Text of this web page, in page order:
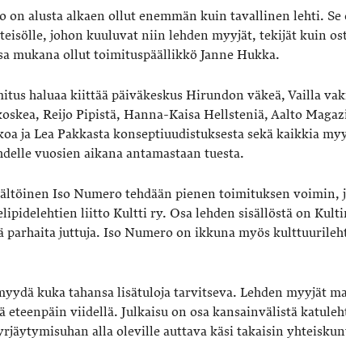
on alusta alkaen ollut enemmän kuin tavallinen lehti.
johon kuuluvat niin lehden myyjät, tekijät kuin
mukana ollut toimituspäällikkö Janne Hukka.
haluaa kiittää päiväkeskus Hirundon väkeä, Vailla
Reijo Pipistä, Hanna-Kaisa Hellsteniä, Aalto
ja Lea Pakkasta konseptiuudistuksesta sekä kaikkia
vuosien aikana antamastaan tuesta.
Iso Numero tehdään pienen toimituksen
liitto Kultti ry. Osa lehden sisällöstä on
parhaita juttuja. Iso Numero on ikkuna myös
kuka tahansa lisätuloja tarvitseva. Lehden myyjät
eteenpäin viidellä. Julkaisu on osa kansainvälistä
alla oleville auttava käsi takaisin